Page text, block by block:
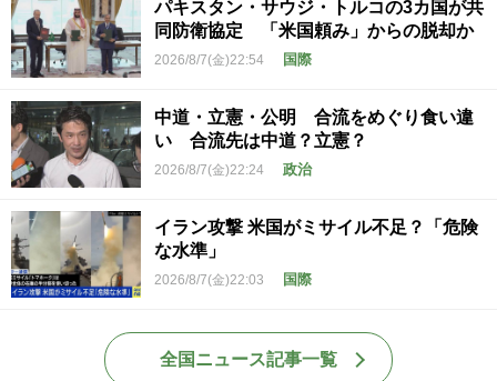
パキスタン・サウジ・トルコの3カ国が共
同防衛協定 「米国頼み」からの脱却か
2026/8/7(金)22:54 国際
中道・立憲・公明 合流をめぐり食い違
い 合流先は中道？立憲？
2026/8/7(金)22:24 政治
イラン攻撃 米国がミサイル不足？「危険
な水準」
2026/8/7(金)22:03 国際
全国ニュース記事一覧